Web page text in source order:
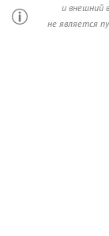
и внешний
не является